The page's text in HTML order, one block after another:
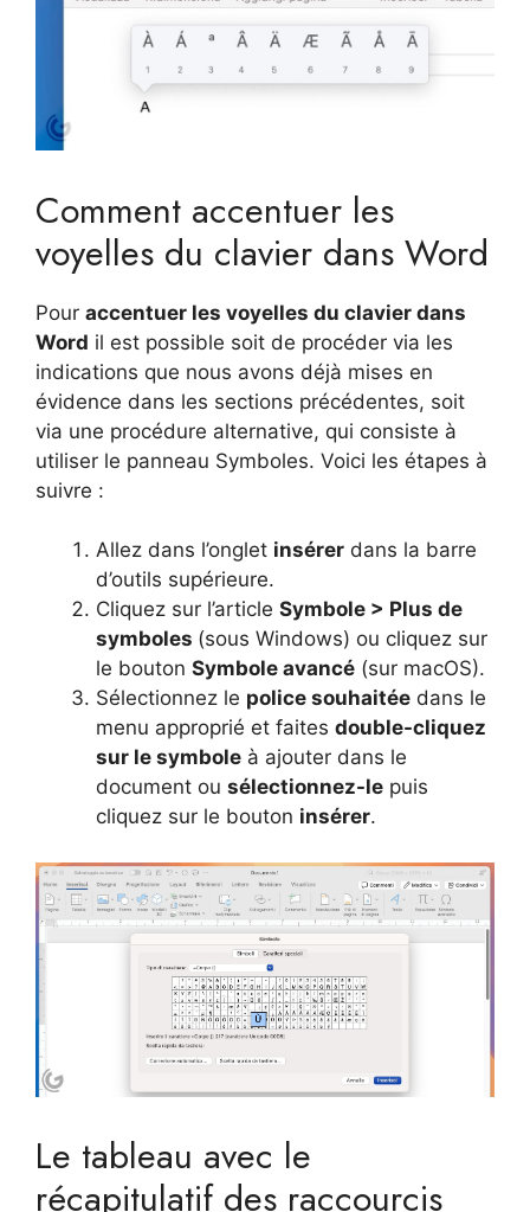
Comment accentuer les
voyelles du clavier dans Word
Pour accentuer les voyelles du clavier dans
Word il est possible soit de procéder via les
indications que nous avons déjà mises en
évidence dans les sections précédentes, soit
via une procédure alternative, qui consiste à
utiliser le panneau Symboles. Voici les étapes à
suivre :
Allez dans l’onglet insérer dans la barre
d’outils supérieure.
Cliquez sur l’article Symbole > Plus de
symboles (sous Windows) ou cliquez sur
le bouton Symbole avancé (sur macOS).
Sélectionnez le police souhaitée dans le
menu approprié et faites double-cliquez
sur le symbole à ajouter dans le
document ou sélectionnez-le puis
cliquez sur le bouton insérer.
Le tableau avec le
récapitulatif des raccourcis